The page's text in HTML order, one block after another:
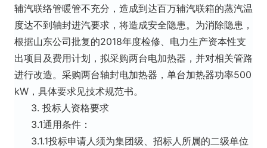
辅汽联络管暖管不充分，造成到达百万辅汽联箱的蒸汽温
度达不到轴封进汽要求，将造成安全隐患。为消除隐患，
根据山东公司批复的2018年度检修、电力生产资本性支
出项目及费用计划，拟采购两台电加热器，并对相关管路
进行改造。采购两台轴封电加热器，单台加热器功率500
kW，具体要求见技术规范书。
3. 投标人资格要求
3.1通用条件：
3.1.1投标申请人须为集团级、招标人所属的二级单位